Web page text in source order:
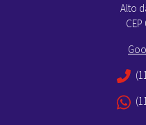
Alto